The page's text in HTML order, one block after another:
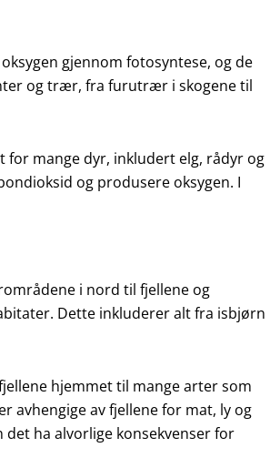
gjennom fotosyntese, og de
og trær, fra furutrær i skogene til
for mange dyr, inkludert elg, rådyr og
og produsere oksygen. I
i nord til fjellene og
Dette inkluderer alt fra isbjørn
hjemmet til mange arter som
avhengige av fjellene for mat, ly og
ha alvorlige konsekvenser for